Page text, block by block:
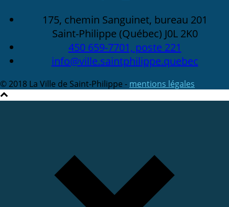
175, chemin Sanguinet, bureau 201
Saint-Philippe (Québec) J0L 2K0
450 659-7701, poste 221
info@ville.saintphilippe.quebec
© 2018 La Ville de Saint-Philippe - mentions légales